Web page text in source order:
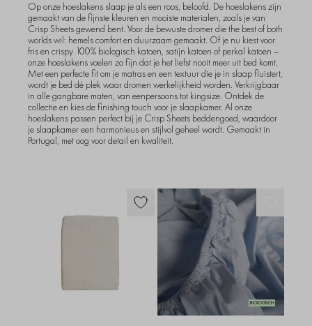
Op onze hoeslakens slaap je als een roos, beloofd. De hoeslakens zijn
gemaakt van de fijnste kleuren en mooiste materialen, zoals je van
Crisp Sheets gewend bent. Voor de bewuste dromer die the best of both
worlds wil: hemels comfort en duurzaam gemaakt. Of je nu kiest voor
fris en crispy 100% biologisch katoen, satijn katoen of perkal katoen –
onze hoeslakens voelen zo fijn dat je het liefst nooit meer uit bed komt.
Met een perfecte fit om je matras en een textuur die je in slaap fluistert,
wordt je bed dé plek waar dromen werkelijkheid worden. Verkrijgbaar
in alle gangbare maten, van eenpersoons tot kingsize. Ontdek de
collectie en kies de finishing touch voor je slaapkamer. Al onze
hoeslakens passen perfect bij je Crisp Sheets beddengoed, waardoor
je slaapkamer een harmonieus en stijlvol geheel wordt. Gemaakt in
Portugal, met oog voor detail en kwaliteit.
BIOLOGISCH